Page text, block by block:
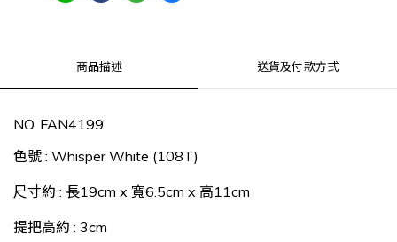
商品描述 送貨及付款方式
NO. FAN4199
色號 : Whisper White (108T)
尺寸約 : 長19cm x 寬6.5cm x 高11cm
提把高約 : 3cm